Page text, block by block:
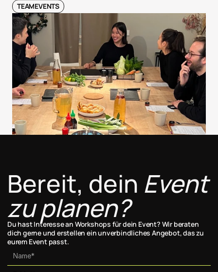
TEAMEVENTS
Bereit, dein Event
zu planen?
Du hast Interesse an Workshops für dein Event? Wir beraten
dich gerne und erstellen ein unverbindliches Angebot, das zu
eurem Event passt.